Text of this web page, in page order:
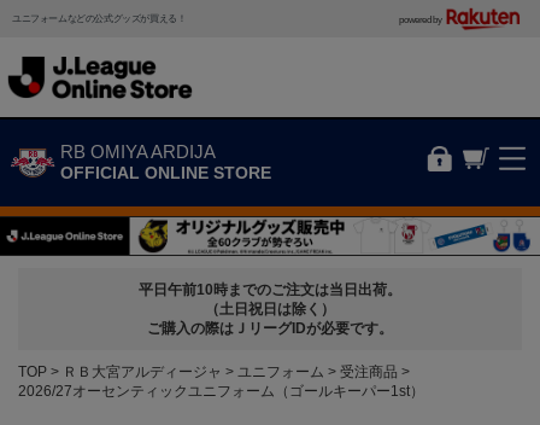
ユニフォームなどの公式グッズが買える！ powered by
RB OMIYA ARDIJA
OFFICIAL ONLINE STORE
平日午前10時までのご注文は当日出荷。
（土日祝日は除く）
ご購入の際はＪリーグIDが必要です。
TOP ＲＢ大宮アルディージャ ユニフォーム
受注商品
2026/27オーセンティックユニフォーム（ゴールキーパー1st）